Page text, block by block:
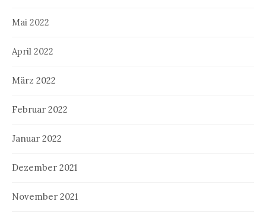
Mai 2022
April 2022
März 2022
Februar 2022
Januar 2022
Dezember 2021
November 2021